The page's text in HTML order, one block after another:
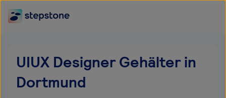
UIUX Designer Gehälter in
Dortmund